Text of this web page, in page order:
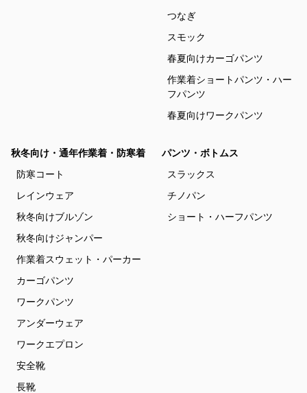
つなぎ
スモック
春夏向けカーゴパンツ
作業着ショートパンツ・ハー
フパンツ
春夏向けワークパンツ
秋冬向け・通年作業着・防寒着
防寒コート
レインウェア
秋冬向けブルゾン
秋冬向けジャンパー
作業着スウェット・パーカー
カーゴパンツ
ワークパンツ
アンダーウェア
ワークエプロン
安全靴
長靴
パンツ・ボトムス
スラックス
チノパン
ショート・ハーフパンツ